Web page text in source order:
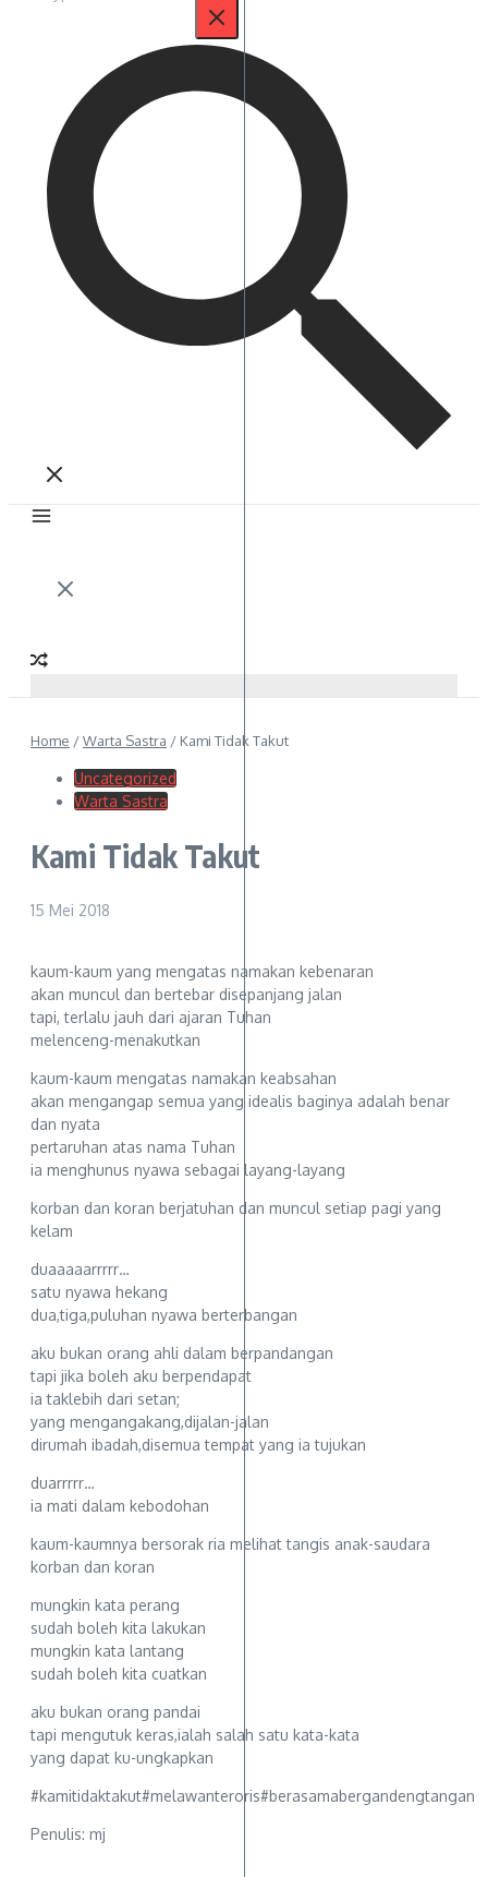
Home /Warta Sastra / Kami Tidak Takut
Uncategorized
Warta Sastra
Kami Tidak Takut
15 Mei 2018
kaum-kaum yang mengatas namakan kebenaran
akan muncul dan bertebar disepanjang jalan
tapi, terlalu jauh dari ajaran Tuhan
melenceng-menakutkan
kaum-kaum mengatas namakan keabsahan
akan mengangap semua yang idealis baginya adalah benar
dan nyata
pertaruhan atas nama Tuhan
ia menghunus nyawa sebagai layang-layang
korban dan koran berjatuhan dan muncul setiap pagi yang
kelam
duaaaaarrrrr…
satu nyawa hekang
dua,tiga,puluhan nyawa berterbangan
aku bukan orang ahli dalam berpandangan
tapi jika boleh aku berpendapat
ia taklebih dari setan;
yang mengangakang,dijalan-jalan
dirumah ibadah,disemua tempat yang ia tujukan
duarrrrr…
ia mati dalam kebodohan
kaum-kaumnya bersorak ria melihat tangis anak-saudara
korban dan koran
mungkin kata perang
sudah boleh kita lakukan
mungkin kata lantang
sudah boleh kita cuatkan
aku bukan orang pandai
tapi mengutuk keras,ialah salah satu kata-kata
yang dapat ku-ungkapkan
#kamitidaktakut#melawanteroris#berasamabergandengtangan
Penulis: mj